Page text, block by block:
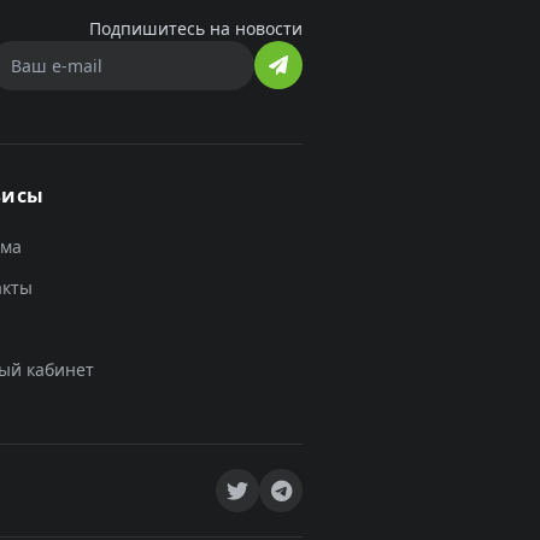
Подпишитесь на новости
кабинет